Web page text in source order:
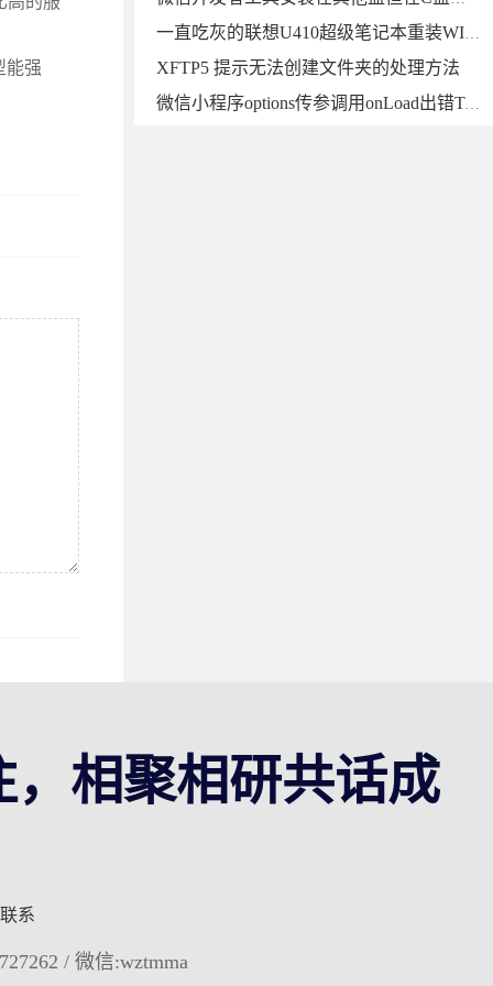
能强
一直吃灰的联想U410超级笔记本重装WIN10系统，升级一下硬件继续战斗
XFTP5 提示无法创建文件夹的处理方法
微信小程序options传参调用onLoad出错TypeError: Cannot read property “ID“ of undefined的解决方法
相聚相研共话成
系
/ 微信:wztmma